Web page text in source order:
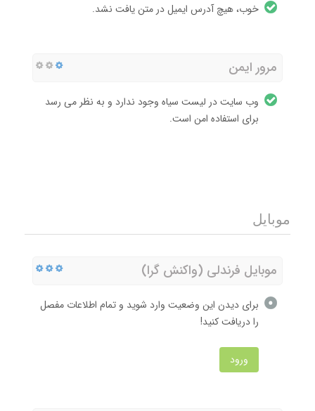
خوب، هیچ آدرس ایمیل در متن یافت نشد.
مرور ایمن
وب سایت در لیست سیاه وجود ندارد و به نظر می رسد
برای استفاده امن است.
موبایل
موبایل فرندلی (واکنش گرا)
برای دیدن این وضعیت وارد شوید و تمام اطلاعات مفصل
را دریافت کنید!
ورود